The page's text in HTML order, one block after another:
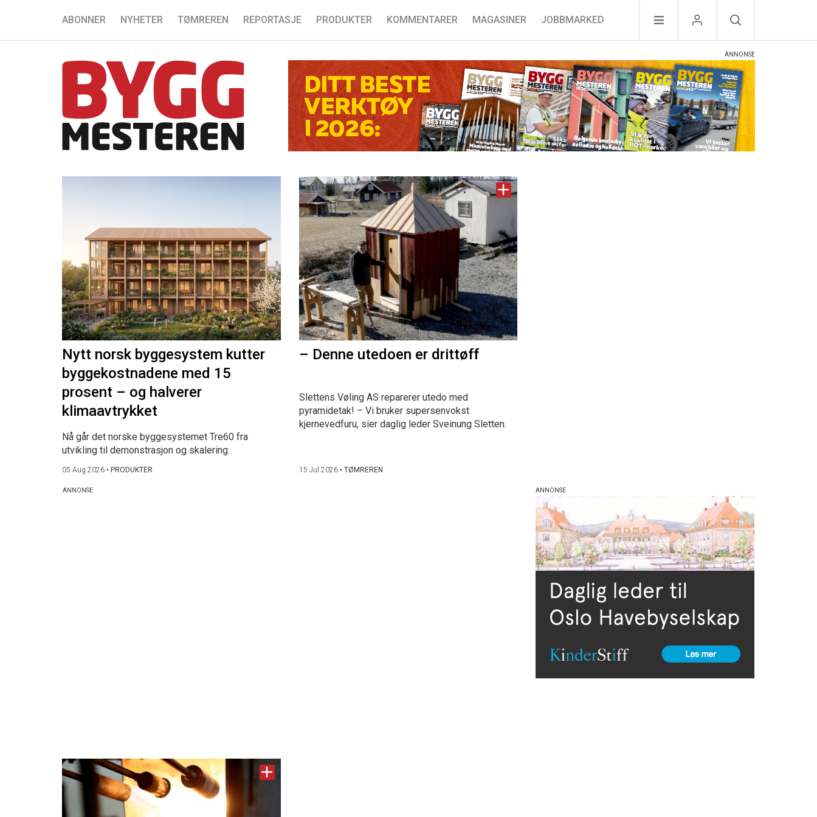
ABONNER NYHETER TØMREREN REPORTASJE PRODUKTER KOMMENTARER MAGASINER JOBBMARKED
Nytt norsk byggesystem kutter
byggekostnadene med 15
prosent – og halverer
klimaavtrykket
Nå går det norske byggesystemet Tre60 fra
utvikling til demonstrasjon og skalering.
05 Aug 2026 • PRODUKTER
– Denne utedoen er drittøff
Slettens Vøling AS reparerer utedo med
pyramidetak! – Vi bruker supersenvokst
kjernevedfuru, sier daglig leder Sveinung Sletten.
15 Jul 2026• TØMREREN